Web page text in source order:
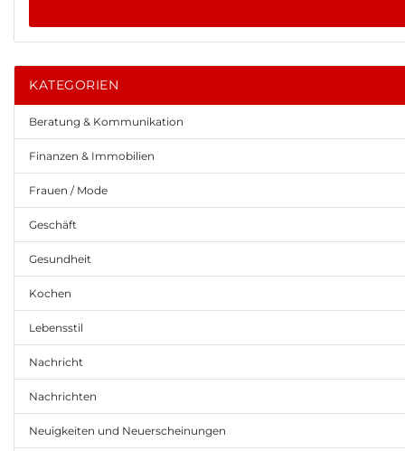
KATEGORIEN
Beratung & Kommunikation
Finanzen & Immobilien
Frauen / Mode
Geschäft
Gesundheit
Kochen
Lebensstil
Nachricht
Nachrichten
Neuigkeiten und Neuerscheinungen